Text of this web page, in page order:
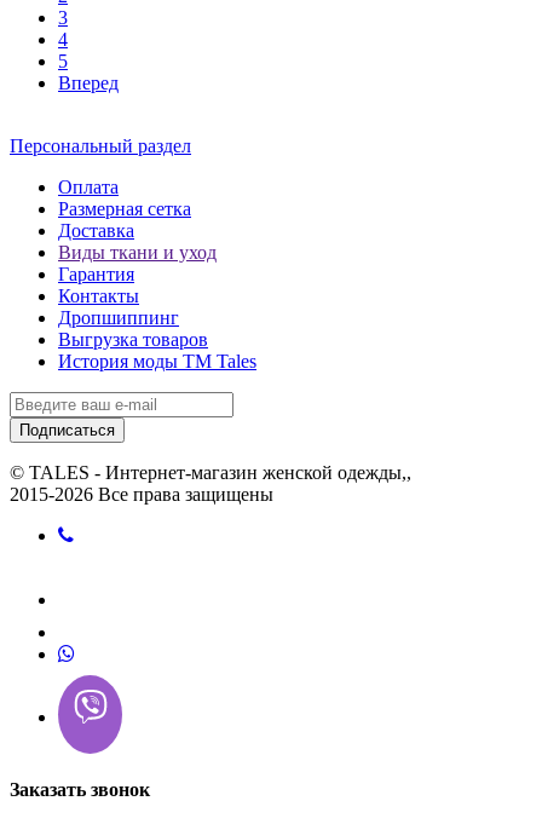
3
4
5
Вперед
Персональный раздел
Оплата
Размерная сетка
Доставка
Виды ткани и уход
Гарантия
Контакты
Дропшиппинг
Выгрузка товаров
История моды ТМ Tales
Подписаться
© TALES - Интернет-магазин женской одежды,,
2015-2026 Все права защищены
Заказать звонок